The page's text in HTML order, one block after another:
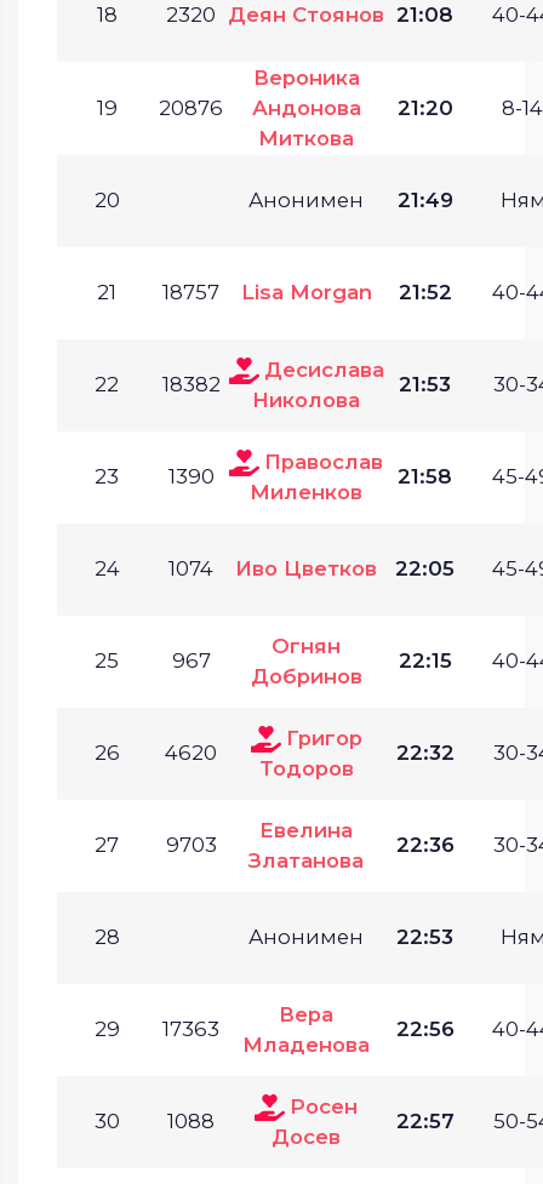
18 2320 Деян Стоянов 21:08 40-
19 20876
Вероника
Андонова
Миткова
21:20 8-
20 Анонимен 21:49
21 18757 Lisa Morgan 21:52 40-
22 18382
Десислава
Николова
21:53 30-
23 1390
Православ
Миленков
21:58 45-
24 1074 Иво Цветков 22:05 45-
25 967
Огнян
Добринов
22:15 40-
26 4620
Григор
Тодоров
22:32 30-
27 9703
Евелина
Златанова
22:36 30-
28 Анонимен 22:53
29 17363
Вера
Младенова
22:56 40-
30 1088
Росен
Досев
22:57 50-